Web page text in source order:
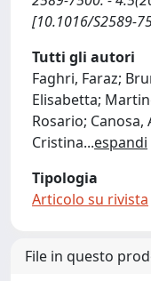
[10.1016/S2589-
Tutti gli autori
Faghri, Faraz;
Elisabetta;
Rosario;
Cristina...espandi
Tipologia
Articolo su rivista
File in questo